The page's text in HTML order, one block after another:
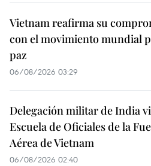
Vietnam reafirma su
con el movimiento mundial
paz
06/08/2026 03:29
Delegación militar de India
Escuela de Oficiales de la
Aérea de Vietnam
06/08/2026 02:40